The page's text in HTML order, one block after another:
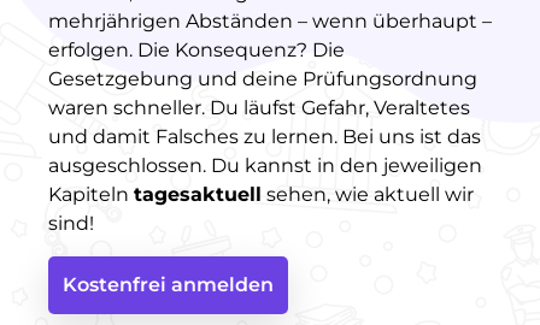
mehrjährigen Abständen – wenn überhaupt –
erfolgen. Die Konsequenz? Die
Gesetzgebung und deine Prüfungsordnung
waren schneller. Du läufst Gefahr, Veraltetes
und damit Falsches zu lernen. Bei uns ist das
ausgeschlossen. Du kannst in den jeweiligen
Kapiteln tagesaktuell sehen, wie aktuell wir
sind!
Kostenfrei anmelden